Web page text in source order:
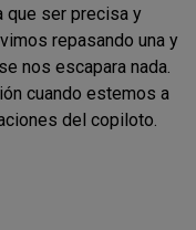
que ser precisa y
repasando una y
nos escapara nada.
cuando estemos a
del copiloto.